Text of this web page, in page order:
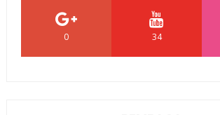
0 34